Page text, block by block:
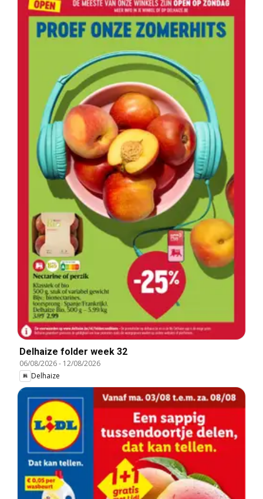
Delhaize folder week 32
06/08/2026- 12/08/2026
Delhaize